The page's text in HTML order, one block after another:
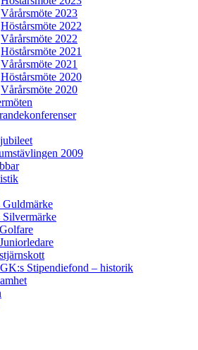
Vårårsmöte 2023
Höstårsmöte 2022
Vårårsmöte 2022
Höstårsmöte 2021
Vårårsmöte 2021
Höstårsmöte 2020
Vårårsmöte 2020
2009
Stipendiefond – historik